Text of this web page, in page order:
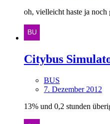
oh, vielleicht haste ja noch
Citybus
BUS
7. Dezember 2012
13% und 0,2 stunden